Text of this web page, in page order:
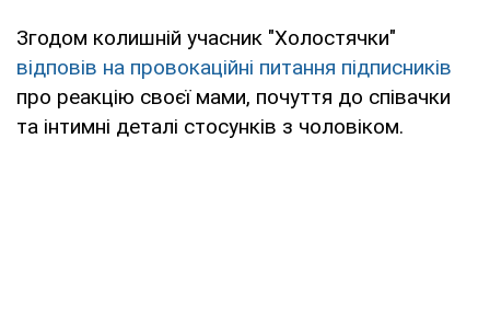
Згодом колишній учасник "Холостячки"
відповів на провокаційні питання підписників
про реакцію своєї мами, почуття до співачки
та інтимні деталі стосунків з чоловіком.